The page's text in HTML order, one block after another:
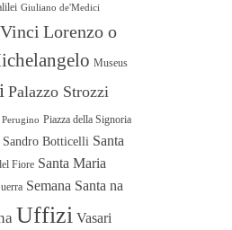
Giuliano de'Medici
Lorenzo o
Museus
Palazzo Strozzi
Perugino Piazza della Signoria
Sandro Botticelli Santa
Fiore Santa Maria
Semana Santa na
Uffizi Vasari